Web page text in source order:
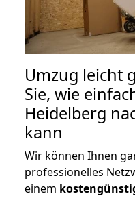
Umzug leicht
Sie, wie
Heidelberg
kann
Wir können Ihnen
professionelles
einem